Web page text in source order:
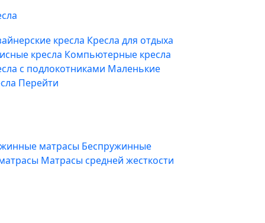
кресла Кресла для отдыха
кресла Компьютерные кресла
с подлокотниками Маленькие
Перейти
матрасы Беспружинные
Матрасы средней жесткости